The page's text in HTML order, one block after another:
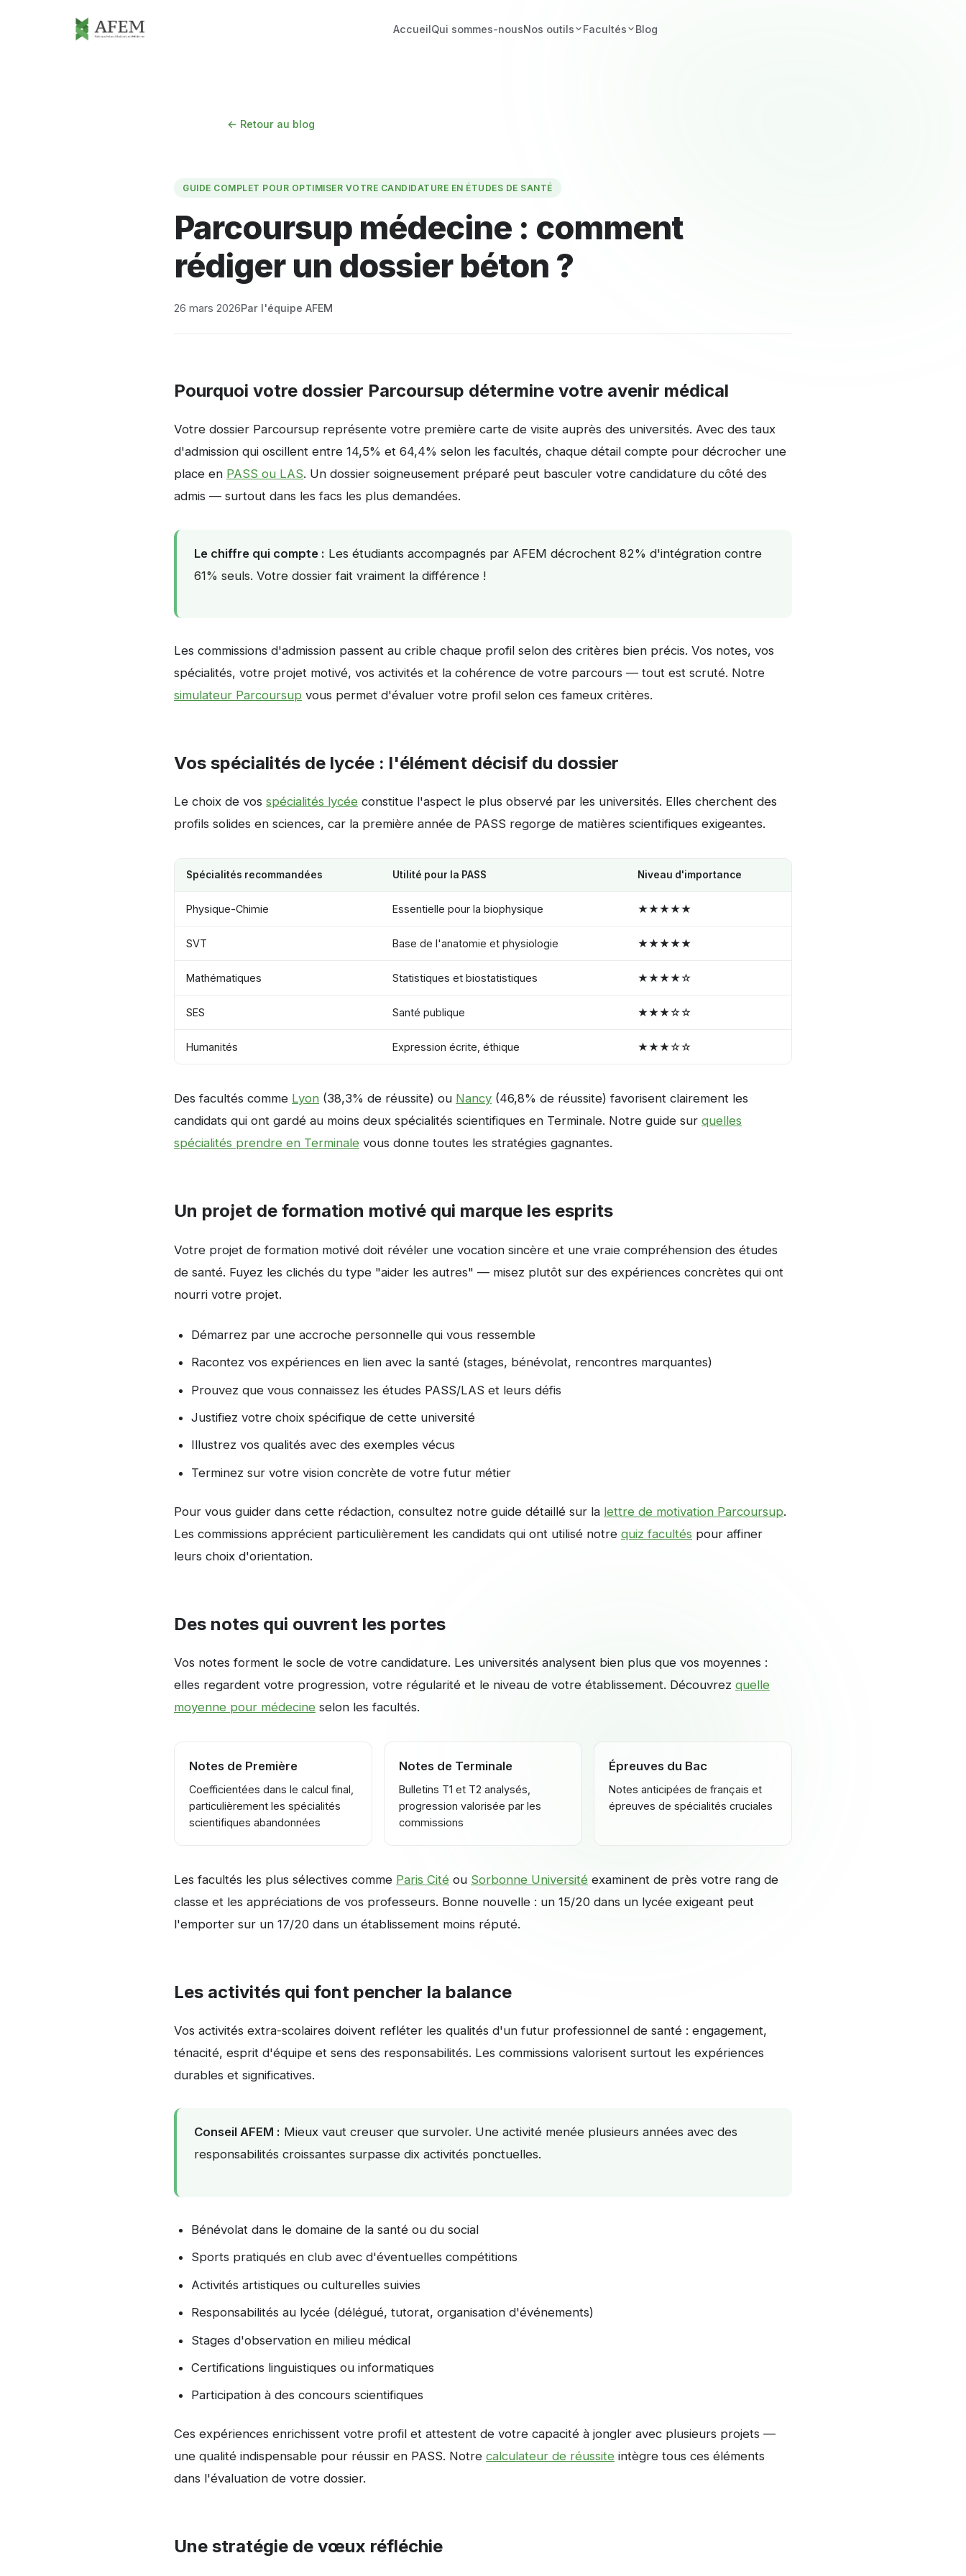
AccueilQui sommes-nousNos outils Facultés Blog
← Retour au blog
GUIDE COMPLET POUR OPTIMISER VOTRE CANDIDATURE EN ÉTUDES DE SANTÉ
Parcoursup médecine : comment
rédiger un dossier béton ?
26 mars 2026Par l'équipe AFEM
Pourquoi votre dossier Parcoursup détermine votre avenir médical
Votre dossier Parcoursup représente votre première carte de visite auprès des universités. Avec des taux
d'admission qui oscillent entre 14,5% et 64,4% selon les facultés, chaque détail compte pour décrocher une
place en PASS ou LAS. Un dossier soigneusement préparé peut basculer votre candidature du côté des
admis — surtout dans les facs les plus demandées.
Le chiffre qui compte : Les étudiants accompagnés par AFEM décrochent 82% d'intégration contre
61% seuls. Votre dossier fait vraiment la différence !
Les commissions d'admission passent au crible chaque profil selon des critères bien précis. Vos notes, vos
spécialités, votre projet motivé, vos activités et la cohérence de votre parcours — tout est scruté. Notre
simulateur Parcoursup vous permet d'évaluer votre profil selon ces fameux critères.
Vos spécialités de lycée : l'élément décisif du dossier
Le choix de vos spécialités lycée constitue l'aspect le plus observé par les universités. Elles cherchent des
profils solides en sciences, car la première année de PASS regorge de matières scientifiques exigeantes.
Spécialités recommandées Utilité pour la PASS Niveau d'importance
Physique-Chimie Essentielle pour la biophysique ★★★★★
SVT Base de l'anatomie et physiologie ★★★★★
Mathématiques Statistiques et biostatistiques ★★★★☆
SES Santé publique ★★★☆☆
Humanités Expression écrite, éthique ★★★☆☆
Des facultés comme Lyon (38,3% de réussite) ou Nancy (46,8% de réussite) favorisent clairement les
candidats qui ont gardé au moins deux spécialités scientifiques en Terminale. Notre guide sur quelles
spécialités prendre en Terminale vous donne toutes les stratégies gagnantes.
Un projet de formation motivé qui marque les esprits
Votre projet de formation motivé doit révéler une vocation sincère et une vraie compréhension des études
de santé. Fuyez les clichés du type "aider les autres" — misez plutôt sur des expériences concrètes qui ont
nourri votre projet.
Démarrez par une accroche personnelle qui vous ressemble
Racontez vos expériences en lien avec la santé (stages, bénévolat, rencontres marquantes)
Prouvez que vous connaissez les études PASS/LAS et leurs défis
Justifiez votre choix spécifique de cette université
Illustrez vos qualités avec des exemples vécus
Terminez sur votre vision concrète de votre futur métier
Pour vous guider dans cette rédaction, consultez notre guide détaillé sur la lettre de motivation Parcoursup.
Les commissions apprécient particulièrement les candidats qui ont utilisé notre quiz facultés pour affiner
leurs choix d'orientation.
Des notes qui ouvrent les portes
Vos notes forment le socle de votre candidature. Les universités analysent bien plus que vos moyennes :
elles regardent votre progression, votre régularité et le niveau de votre établissement. Découvrez quelle
moyenne pour médecine selon les facultés.
Notes de Première
Coefficientées dans le calcul final,
particulièrement les spécialités
scientifiques abandonnées
Notes de Terminale
Bulletins T1 et T2 analysés,
progression valorisée par les
commissions
Épreuves du Bac
Notes anticipées de français et
épreuves de spécialités cruciales
Les facultés les plus sélectives comme Paris Cité ou Sorbonne Université examinent de près votre rang de
classe et les appréciations de vos professeurs. Bonne nouvelle : un 15/20 dans un lycée exigeant peut
l'emporter sur un 17/20 dans un établissement moins réputé.
Les activités qui font pencher la balance
Vos activités extra-scolaires doivent refléter les qualités d'un futur professionnel de santé : engagement,
ténacité, esprit d'équipe et sens des responsabilités. Les commissions valorisent surtout les expériences
durables et significatives.
Conseil AFEM : Mieux vaut creuser que survoler. Une activité menée plusieurs années avec des
responsabilités croissantes surpasse dix activités ponctuelles.
Bénévolat dans le domaine de la santé ou du social
Sports pratiqués en club avec d'éventuelles compétitions
Activités artistiques ou culturelles suivies
Responsabilités au lycée (délégué, tutorat, organisation d'événements)
Stages d'observation en milieu médical
Certifications linguistiques ou informatiques
Participation à des concours scientifiques
Ces expériences enrichissent votre profil et attestent de votre capacité à jongler avec plusieurs projets —
une qualité indispensable pour réussir en PASS. Notre calculateur de réussite intègre tous ces éléments
dans l'évaluation de votre dossier.
Une stratégie de vœux réfléchie